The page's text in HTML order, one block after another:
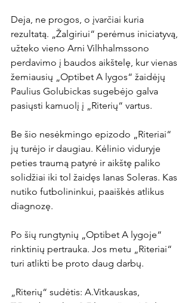
Deja, ne progos, o įvarčiai kuria
rezultatą. „Žalgiriui“ perėmus iniciatyvą,
užteko vieno Arni Vilhhalmssono
perdavimo į baudos aikštelę, kur vienas
žemiausių „Optibet A lygos“ žaidėjų
Paulius Golubickas sugebėjo galva
pasiųsti kamuolį į „Riterių“ vartus.
Be šio nesėkmingo epizodo „Riteriai“
jų turėjo ir daugiau. Kėlinio viduryje
peties traumą patyrė ir aikštę paliko
solidžiai iki tol žaidęs Ianas Soleras. Kas
nutiko futbolininkui, paaiškės atlikus
diagnozę.
Po šių rungtynių „Optibet A lygoje“
rinktinių pertrauka. Jos metu „Riteriai“
turi atlikti be proto daug darbų.
„Riterių“ sudėtis: A.Vitkauskas,